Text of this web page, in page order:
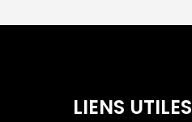
LIENS UTILES